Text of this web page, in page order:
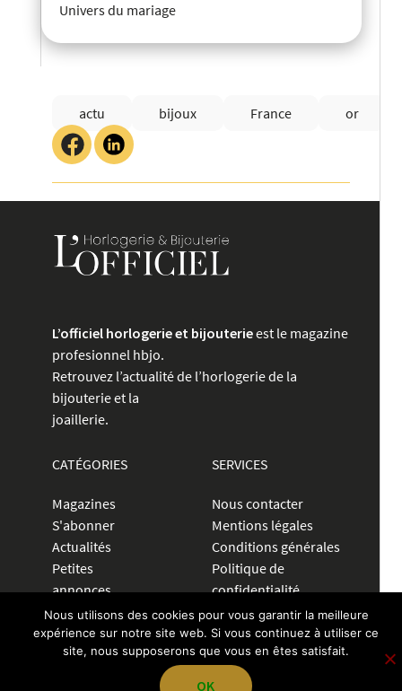
Univers du mariage
actu bijoux France or
L’officiel horlogerie et bijouterieest le magazine
profesionnel hbjo.
Retrouvez l’actualité de l’horlogerie de la
bijouterie et la
joaillerie.
CATÉGORIES
Magazines
S'abonner
Actualités
Petites
annonces
Communiquer
SERVICES
Nous contacter
Mentions légales
Conditions générales
Politique de
confidentialité
CRÉER UNE ANNONCE
Nous utilisons des cookies pour vous garantir la meilleure
expérience sur notre site web. Si vous continuez à utiliser ce
site, nous supposerons que vous en êtes satisfait.
OK